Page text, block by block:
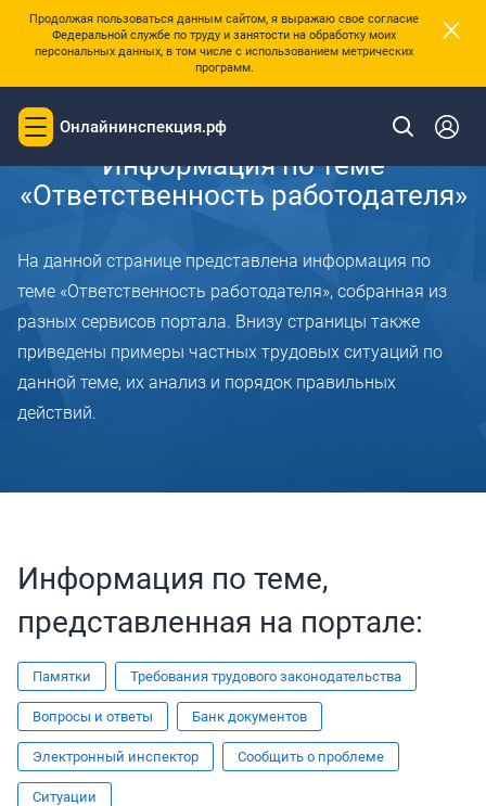
Продолжая пользоваться данным сайтом, я выражаю свое согласие
Федеральной службе по труду и занятости на обработку моих
персональных данных, в том числе с использованием метрических
программ.
×
Toggle
navigation
Онлайнинспекция.рф
Главная
Информация по теме
«Ответственность работодателя»
На данной странице представлена информация по
теме «Ответственность работодателя», собранная из
разных сервисов портала. Внизу страницы также
приведены примеры частных трудовых ситуаций по
данной теме, их анализ и порядок правильных
действий.
Информация по теме,
представленная на портале:
Памятки Требования трудового законодательства
Вопросы и ответы Банк документов
Электронный инспектор Сообщить о проблеме
Ситуации